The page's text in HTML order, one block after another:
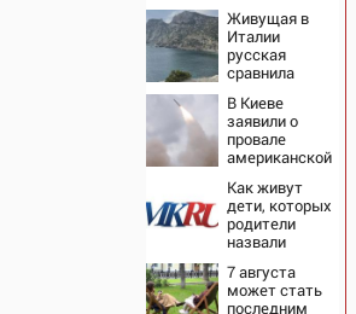
Россию и
Китай: это
инструмент
первого
массированного
удара
Живущая в
Италии
русская
сравнила
Европе и в
Крыму
В Киеве
заявили о
провале
американской
«Убей
лучника»
против России
Как живут
дети, которых
родители
назвали
именами?
7 августа
может стать
последним